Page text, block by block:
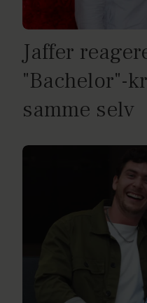
Jaffer
"Bachelor"-
samme selv